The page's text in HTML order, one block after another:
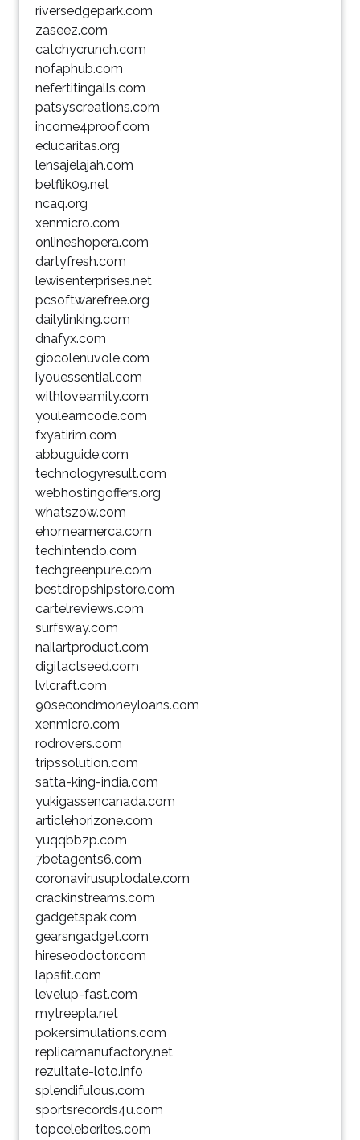
riversedgepark.com
zaseez.com
catchycrunch.com
nofaphub.com
nefertitingalls.com
patsyscreations.com
income4proof.com
educaritas.org
lensajelajah.com
betflik09.net
ncaq.org
xenmicro.com
onlineshopera.com
dartyfresh.com
lewisenterprises.net
pcsoftwarefree.org
dailylinking.com
dnafyx.com
giocolenuvole.com
iyouessential.com
withloveamity.com
youlearncode.com
fxyatirim.com
abbuguide.com
technologyresult.com
webhostingoffers.org
whatszow.com
ehomeamerca.com
techintendo.com
techgreenpure.com
bestdropshipstore.com
cartelreviews.com
surfsway.com
nailartproduct.com
digitactseed.com
lvlcraft.com
90secondmoneyloans.com
xenmicro.com
rodrovers.com
tripssolution.com
satta-king-india.com
yukigassencanada.com
articlehorizone.com
yuqqbbzp.com
7betagents6.com
coronavirusuptodate.com
crackinstreams.com
gadgetspak.com
gearsngadget.com
hireseodoctor.com
lapsfit.com
levelup-fast.com
mytreepla.net
pokersimulations.com
replicamanufactory.net
rezultate-loto.info
splendifulous.com
sportsrecords4u.com
topceleberites.com